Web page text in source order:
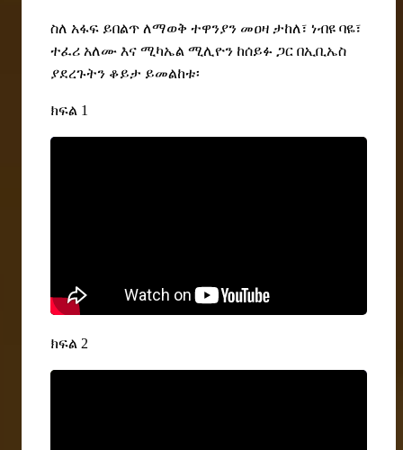
ስለ አፋፍ ይበልጥ ለማወቅ ተዋንያን መዐዛ ታከለ፣ ነብዩ ባዬ፣
ተፈሪ አለሙ እና ሚካኤል ሚሊዮን ከሰይፉ ጋር በኢቢኤስ
ያደረጉትን ቆይታ ይመልከቱ፡
ክፍል 1
ክፍል 2